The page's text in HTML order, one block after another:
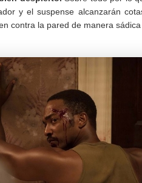
y el suspense alcanzarán
contra la pared de manera